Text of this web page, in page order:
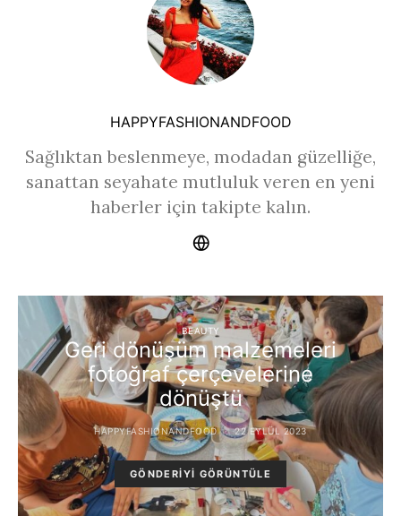
HAPPYFASHIONANDFOOD
Sağlıktan beslenmeye, modadan güzelliğe,
sanattan seyahate mutluluk veren en yeni
haberler için takipte kalın.
BEAUTY
Geri dönüşüm malzemeleri
fotoğraf çerçevelerine
dönüştü
HAPPYFASHIONANDFOOD 22 EYLÜL 2023
GÖNDERIYI GÖRÜNTÜLE